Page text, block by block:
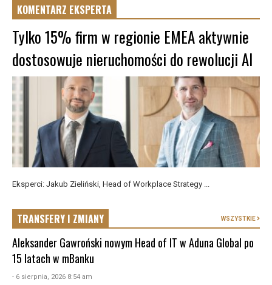
KOMENTARZ EKSPERTA
Tylko 15% firm w regionie EMEA aktywnie
dostosowuje nieruchomości do rewolucji AI
Eksperci: Jakub Zieliński, Head of Workplace Strategy ...
TRANSFERY I ZMIANY WSZYSTKIE
Aleksander Gawroński nowym Head of IT w Aduna Global po
15 latach w mBanku
- 6 sierpnia, 2026 8:54 am